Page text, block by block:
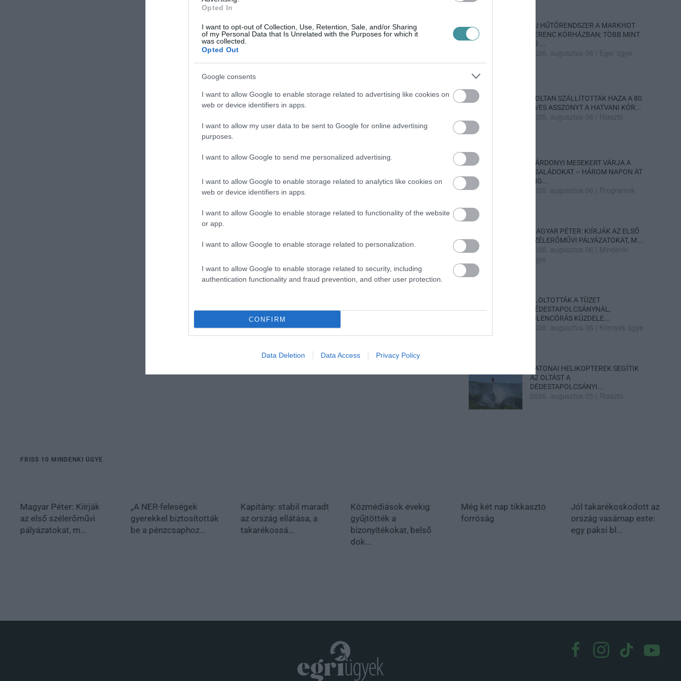
Opted In
I want to opt-out of Collection, Use, Retention, Sale, and/or Sharing
of my Personal Data that Is Unrelated with the Purposes for which it
was collected.
Opted Out
Google consents
I want to allow Google to enable storage related to advertising like cookies on
web or device identifiers in apps.
I want to allow my user data to be sent to Google for online advertising
purposes.
I want to allow Google to send me personalized advertising.
I want to allow Google to enable storage related to analytics like cookies on
web or device identifiers in apps.
I want to allow Google to enable storage related to functionality of the website
or app.
I want to allow Google to enable storage related to personalization.
I want to allow Google to enable storage related to security, including
authentication functionality and fraud prevention, and other user protection.
CONFIRM
Data Deletion Data Access Privacy Policy
ÚJ HŰTŐRENDSZER A MARKHOT
FERENC KÓRHÁZBAN: TÖBB MINT
70 ...
2026. augusztus 06 Eger ügye
HOLTAN SZÁLLÍTOTTÁK HAZA A 80
ÉVES ASSZONYT A HATVANI KÓR...
2026. augusztus 06 Riasztó
GÁRDONYI MESEKERT VÁRJA A
CSALÁDOKAT – HÁROM NAPON ÁT
ING...
2026. augusztus 06 Programok
MAGYAR PÉTER: KIÍRJÁK AZ ELSŐ
SZÉLERŐMŰVI PÁLYÁZATOKAT, M...
2026. augusztus 06
Mindenki
ügye
ELOLTOTTÁK A TÜZET
DÉDESTAPOLCSÁNYNÁL,
KILENCÓRÁS KÜZDELE...
2026. augusztus 06 Környék ügye
KATONAI HELIKOPTEREK SEGÍTIK
AZ OLTÁST A
DÉDESTAPOLCSÁNYI...
2026. augusztus 05 Riasztó
FRISS 10 MINDENKI ÜGYE
Magyar Péter: Kiírják
az első szélerőművi
pályázatokat, m...
„A NER-feleségek
gyerekkel biztosították
be a pénzcsaphoz...
Kapitány: stabil maradt
az ország ellátása, a
takarékossá...
Közmédiások évekig
gyűjtötték a
bizonyítékokat, belső
dok...
Még két nap tikkasztó
forróság
Jól takarékoskodott az
ország vasárnap este:
egy paksi bl...